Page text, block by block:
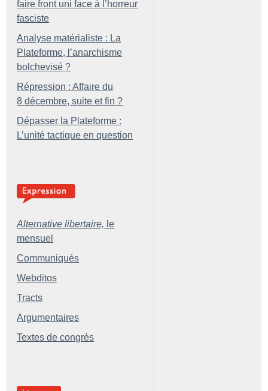
faire front uni face à l’horreur
fasciste
Analyse matérialiste : La
Plateforme, l’anarchisme
bolchevisé ?
Répression : Affaire du
8 décembre, suite et fin ?
Dépasser la Plateforme :
L’unité tactique en question
Alternative libertaire, le
mensuel
Communiqués
Webditos
Tracts
Argumentaires
Textes de congrès